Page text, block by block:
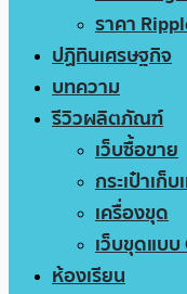
ราคา
ปฏิทินเศรษฐกิจ
บทความ
รีวิวผลิตภัณฑ์
เว็บซื้อขาย
กระเป๋าเก็
เครื่องขุด
เว็บขุดแบ
ห้องเรียน